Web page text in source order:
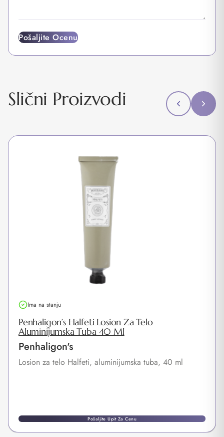
Pošaljite Ocenu
Slični Proizvodi
Ima na stanju
Penhaligon’s Halfeti Losion Za Telo
Aluminijumska Tuba 40 Ml
Penhaligon's
Losion za telo Halfeti, aluminijumska tuba, 40 ml
Pošaljite Upit Za Cenu